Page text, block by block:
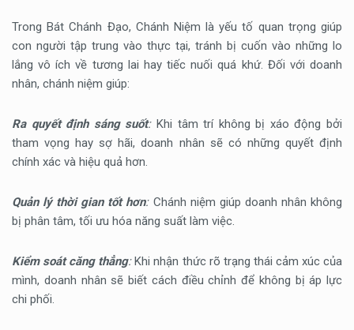
Trong Bát Chánh Đạo, Chánh Niệm là yếu tố quan trọng giúp
con người tập trung vào thực tại, tránh bị cuốn vào những lo
lắng vô ích về tương lai hay tiếc nuối quá khứ. Đối với doanh
nhân, chánh niệm giúp:
Ra quyết định sáng suốt:Khi tâm trí không bị xáo động bởi
tham vọng hay sợ hãi, doanh nhân sẽ có những quyết định
chính xác và hiệu quả hơn.
Quản lý thời gian tốt hơn:Chánh niệm giúp doanh nhân không
bị phân tâm, tối ưu hóa năng suất làm việc.
Kiểm soát căng thẳng:Khi nhận thức rõ trạng thái cảm xúc của
mình, doanh nhân sẽ biết cách điều chỉnh để không bị áp lực
chi phối.